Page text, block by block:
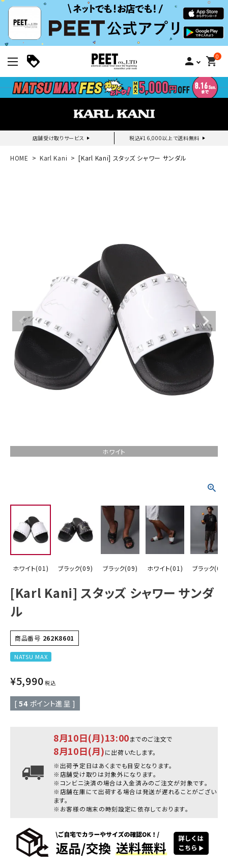
person 0
shopping_cart
店舗受け取りサービス 税込¥16,000以上で送料無料
新規会員登録｜ログイン
スタイリング
ニュース・特集
ランキング
お問い合わせ
HOME Karl Kani [Karl Kani] スタッズ シャワー サンダル
ホワイト
ホワイト(01) ブラック(09) ブラック(09) ホワイト(01) ブラック(09)
[Karl Kani] スタッズ シャワー サンダ
ル
商品番号 262K8601
NATSU MAX
¥5,990 税込
[ 54 ポイント進呈 ]
8月10日(月)13:00までのご注文で
8月10日(月)に出荷いたします。
※出荷予定日はあくまでも目安となります。
※店舗受け取りは対象外になります。
※コンビニ決済の場合は入金済みのご注文が対象です。
※店舗在庫にて出荷する場合は発送が遅れることがござい
ます。
※お客様の端末の時刻設定に依存しております。